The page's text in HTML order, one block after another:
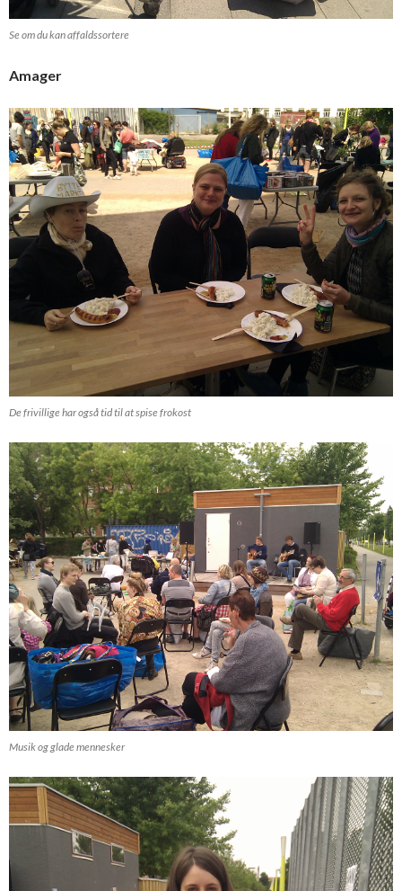
Se om du kan affaldssortere
Amager
De frivillige har også tid til at spise frokost
Musik og glade mennesker